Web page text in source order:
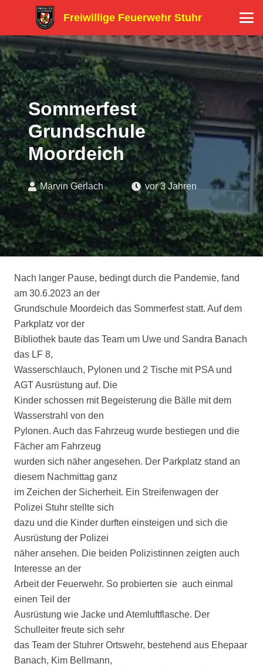
Freiwillige Feuerwehr Stuhr
Sommerfest
Grundschule
Moordeich
Marvin Gerlach vor 3 Jahren
Nach langer Pause, bedingt durch die Pandemie, fand
am 30.6.2023 an der
Grundschule Moordeich das Sommerfest statt. Auf dem
Parkplatz vor der
Bibliothek baute das Team um Uwe und Sandra Banach
das LF 8,
Wasserschlauch, Pylonen und 2 Tische mit PSA und
AGT Ausrüstung auf. Die
Kinder schossen mit Begeisterung die Bälle mit dem
Wasserstrahl von den
Pylonen. Auch das Fahrzeug wurde bestiegen und die
Fächer am Fahrzeug
wurden sich näher angesehen. Der Parkplatz stand an
diesem Nachmittag ganz
im Zeichen der Sicherheit. Ein Streifenwagen der
Polizei Stuhr stellte sich
dazu und die Kinder durften einsteigen und sich die
Ausrüstung der Polizei
näher ansehen. Die beiden Polizistinnen zeigten auch
Interesse an der
Arbeit der Feuerwehr. So probierten sie auch einmal
einen Teil der
Ausrüstung wie Jacke und Atemluftflasche. Der
Schulleiter freute sich sehr
das Team der Stuhrer Ortswehr, bestehend aus Ehepaar
Banach, Kim Bellmann,